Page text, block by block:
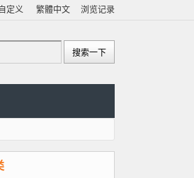
自定义 繁體中文 浏览记录